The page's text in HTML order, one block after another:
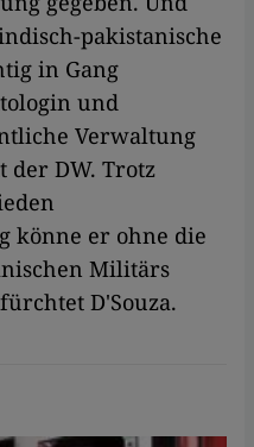
pakistanische
in Gang
und
Verwaltung
der DW. Trotz
könne er ohne die
Militärs
D'Souza.